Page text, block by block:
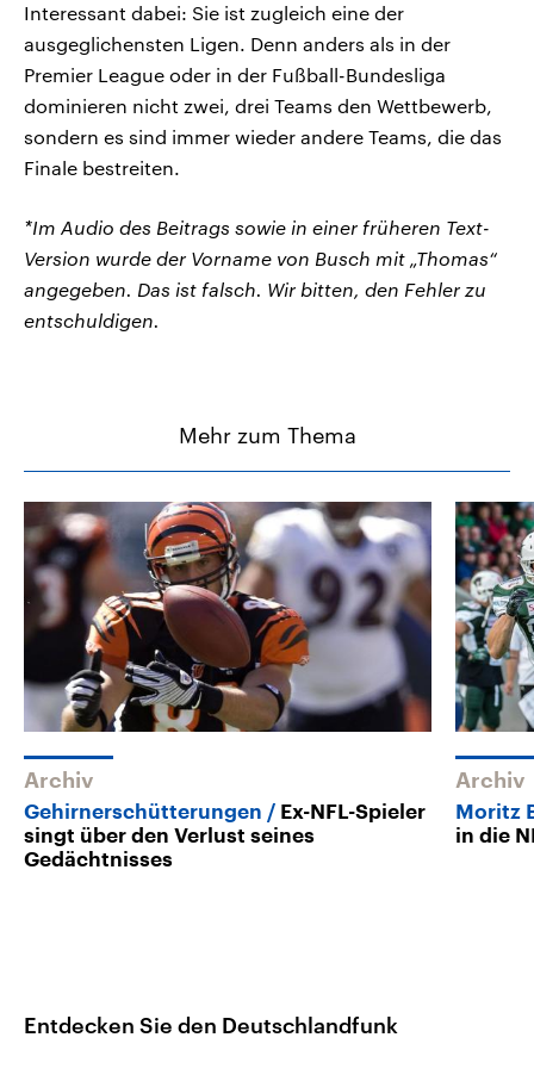
Interessant dabei: Sie ist zugleich eine der
ausgeglichensten Ligen. Denn anders als in der
Premier League oder in der Fußball-Bundesliga
dominieren nicht zwei, drei Teams den Wettbewerb,
sondern es sind immer wieder andere Teams, die das
Finale bestreiten.
*Im Audio des Beitrags sowie in einer früheren Text-
Version wurde der Vorname von Busch mit „Thomas“
angegeben. Das ist falsch. Wir bitten, den Fehler zu
entschuldigen.
Mehr zum Thema
Archiv
Gehirnerschütterungen
Ex-NFL-Spieler
singt über den Verlust seines
Gedächtnisses
Archiv
Moritz
in die
Entdecken Sie den Deutschlandfunk